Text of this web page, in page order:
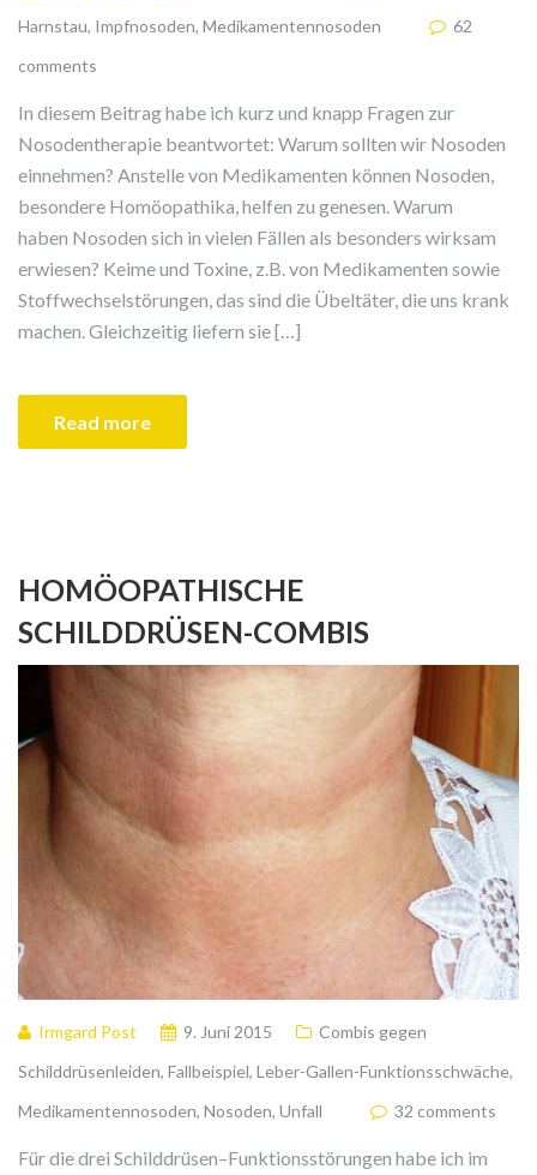
Harnstau, Impfnosoden, Medikamentennosoden
62
comments
In diesem Beitrag habe ich kurz und knapp Fragen zur
Nosodentherapie beantwortet: Warum sollten wir Nosoden
einnehmen? Anstelle von Medikamenten können Nosoden,
besondere Homöopathika, helfen zu genesen. Warum
haben Nosoden sich in vielen Fällen als besonders wirksam
erwiesen? Keime und Toxine, z.B. von Medikamenten sowie
Stoffwechselstörungen, das sind die Übeltäter, die uns krank
machen. Gleichzeitig liefern sie […]
Read more
HOMÖOPATHISCHE
SCHILDDRÜSEN-COMBIS
Irmgard Post 9. Juni 2015
Combis gegen
Schilddrüsenleiden, Fallbeispiel, Leber-Gallen-Funktionsschwäche,
Medikamentennosoden, Nosoden, Unfall 32 comments
Für die drei Schilddrüsen–Funktionsstörungen habe ich im